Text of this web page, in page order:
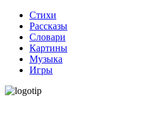
Стихи
Рассказы
Словари
Картины
Музыка
Игры